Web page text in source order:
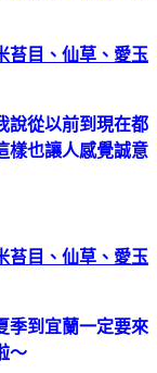
說從以前到現在都
樣也讓人感覺誠意
季到宜蘭一定要來
～